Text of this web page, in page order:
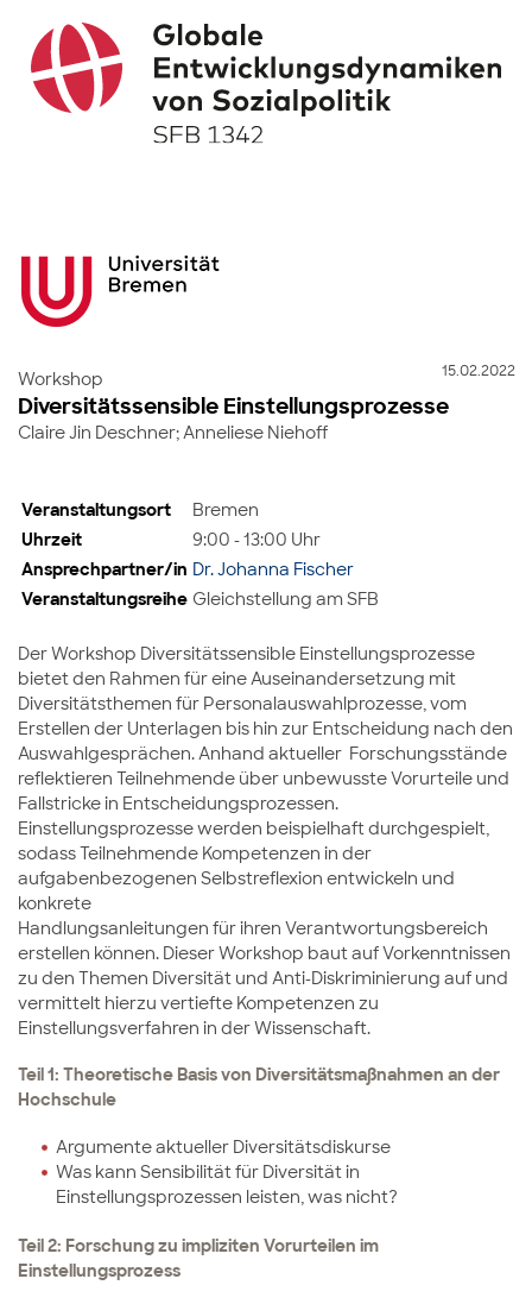
15.02.2022
Workshop
Diversitätssensible Einstellungsprozesse
Claire Jin Deschner; Anneliese Niehoff
Veranstaltungsort
Bremen
Uhrzeit
9:00 - 13:00 Uhr
Ansprechpartner/in Dr. Johanna Fischer
Veranstaltungsreihe Gleichstellung am SFB
Der Workshop Diversitätssensible Einstellungsprozesse
bietet den Rahmen für eine Auseinandersetzung mit
Diversitätsthemen für Personalauswahlprozesse, vom
Erstellen der Unterlagen bis hin zur Entscheidung nach den
Auswahlgesprächen. Anhand aktueller Forschungsstände
reflektieren Teilnehmende über unbewusste Vorurteile und
Fallstricke in Entscheidungsprozessen.
Einstellungsprozesse werden beispielhaft durchgespielt,
sodass Teilnehmende Kompetenzen in der
aufgabenbezogenen Selbstreflexion entwickeln und
konkrete
Handlungsanleitungen für ihren Verantwortungsbereich
erstellen können. Dieser Workshop baut auf Vorkenntnissen
zu den Themen Diversität und Anti-Diskriminierung auf und
vermittelt hierzu vertiefte Kompetenzen zu
Einstellungsverfahren in der Wissenschaft.
Teil 1: Theoretische Basis von Diversitätsmaßnahmen an der
Hochschule
Argumente aktueller Diversitätsdiskurse
Was kann Sensibilität für Diversität in
Einstellungsprozessen leisten, was nicht?
Teil 2: Forschung zu impliziten Vorurteilen im
Einstellungsprozess